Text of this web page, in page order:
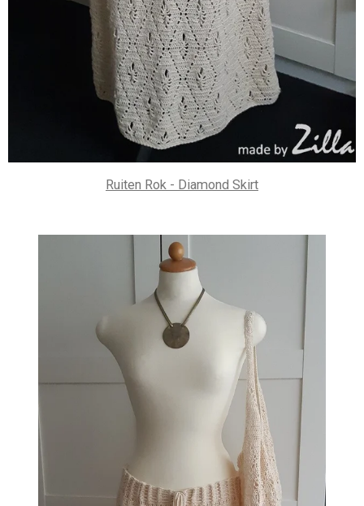
Ruiten Rok - Diamond Skirt